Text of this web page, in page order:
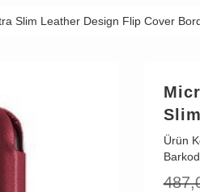
Slim Leather Design Flip Cover
Ürün